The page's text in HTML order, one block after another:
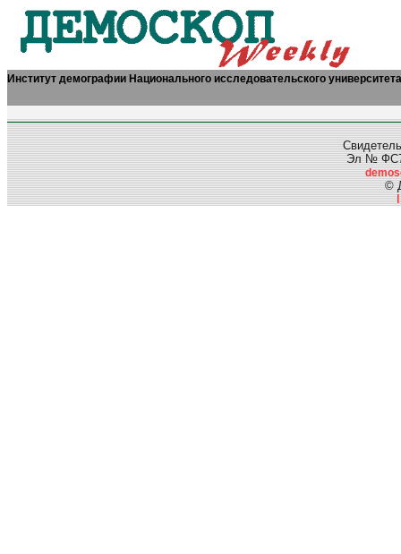
Институт демографии Национального исследовательского
Эл №
©